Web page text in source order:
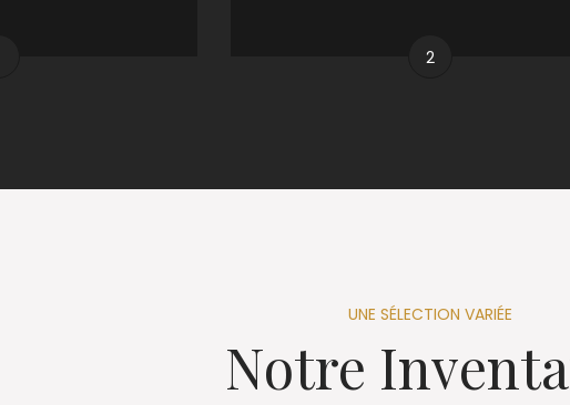
2
UNE SÉLECTION VARIÉE
Notre